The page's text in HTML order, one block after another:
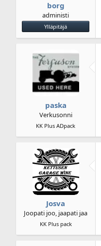
borg
administi
Ylläpitäjä
paska
Verkusonni
KK Plus ADpack
Josva
Joopati joo, jaapati jaa
KK Plus pack